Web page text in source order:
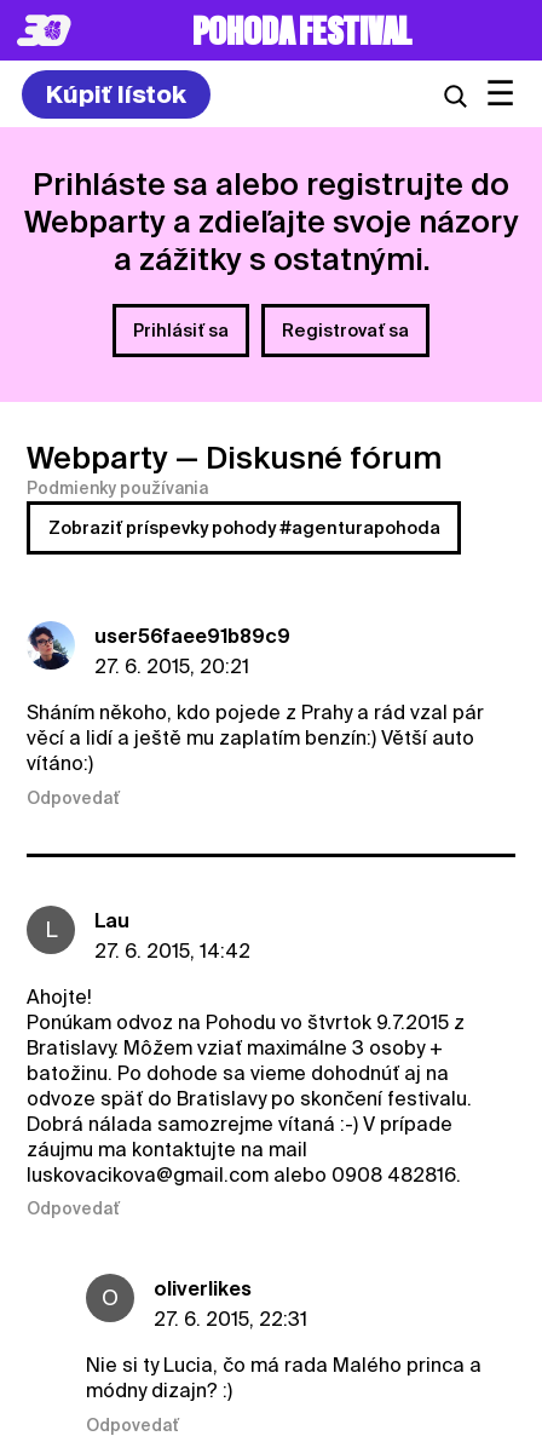
8. – 10.7.2027
Kúpiť lístok ☰
Prihláste sa alebo registrujte do
Webparty a zdieľajte svoje názory
a zážitky s ostatnými.
Prihlásiť sa Registrovať sa
Webparty — Diskusné fórum
Podmienky používania
Zobraziť príspevky pohody #agenturapohoda
user56faee91b89c9
27. 6. 2015, 20:21
Sháním někoho, kdo pojede z Prahy a rád vzal pár
věcí a lidí a ještě mu zaplatím benzín:) Větší auto
vítáno:)
Odpovedať
L
Lau
27. 6. 2015, 14:42
Ahojte!
Ponúkam odvoz na Pohodu vo štvrtok 9.7.2015 z
Bratislavy. Môžem vziať maximálne 3 osoby +
batožinu. Po dohode sa vieme dohodnúť aj na
odvoze späť do Bratislavy po skončení festivalu.
Dobrá nálada samozrejme vítaná :-) V prípade
záujmu ma kontaktujte na mail
luskovacikova@gmail.com alebo 0908 482816.
Odpovedať
O
oliverlikes
27. 6. 2015, 22:31
Nie si ty Lucia, čo má rada Malého princa a
módny dizajn? :)
Odpovedať